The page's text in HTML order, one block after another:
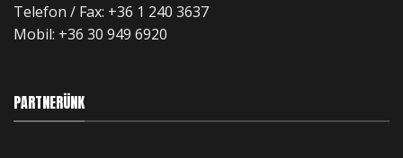
Telefon / Fax: +36 1 240 3637
Mobil: +36 30 949 6920
PARTNERÜNK